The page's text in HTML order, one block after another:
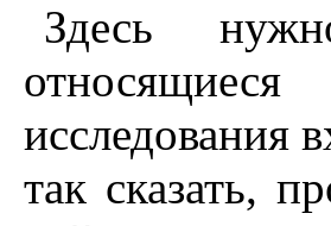
Здесь
исследования
так сказать,